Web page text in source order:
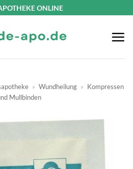
ONLINE
» Wundheilung » Kompressen
Mullbinden